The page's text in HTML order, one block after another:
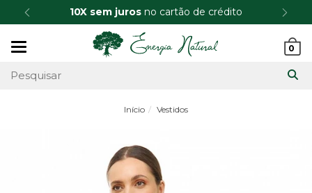
10X sem juros no cartão de crédito
0
Início Vestidos